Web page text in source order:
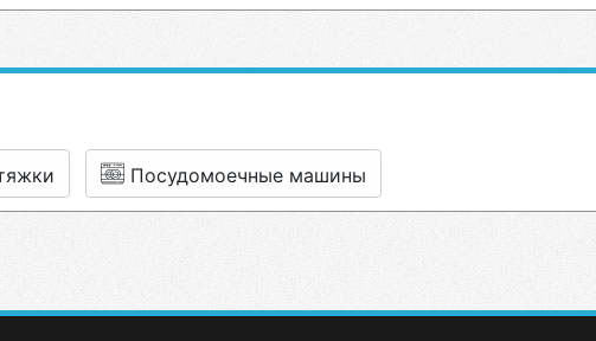
Посудомоечные машины